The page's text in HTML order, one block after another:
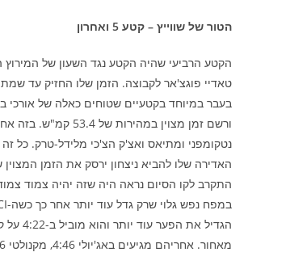
הטור של שווייץ – קטע 5 ואחרון
טאדיי פוגצ'אר לקבוצה. הזמן שלו החזיק עד
בעבר במיוחד בקטעיים שטוחים כאלה של אורכי
נטקומפני ומתיאס ואצ'ק הצ'כי מלידל-טרק. כל
מאחור. אחריהם מגיעים באג'יולי 4:46, מקנולטי 5:16, פוס 5:19, ון וילדר 5:34, קלדרמן 5:51, רוגליץ' 6:04 וריקיטלו 6:43.